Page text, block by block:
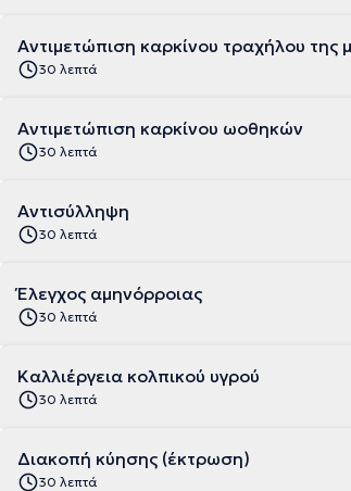
Αντιμετώπιση καρκίνου τραχήλου της
30 λεπτά
Αντιμετώπιση καρκίνου ωοθηκών
30 λεπτά
Αντισύλληψη
30 λεπτά
Έλεγχος αμηνόρροιας
30 λεπτά
Καλλιέργεια κολπικού υγρού
30 λεπτά
Διακοπή κύησης (έκτρωση)
30 λεπτά